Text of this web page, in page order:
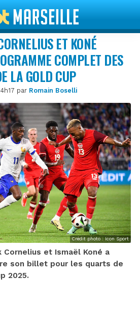
ET KONÉ
COMPLET DES
LA GOLD CUP
par Romain Boselli
Crédit photo : Icon Sport
Cornelius et Ismaël Koné a
son billet pour les quarts de
2025.